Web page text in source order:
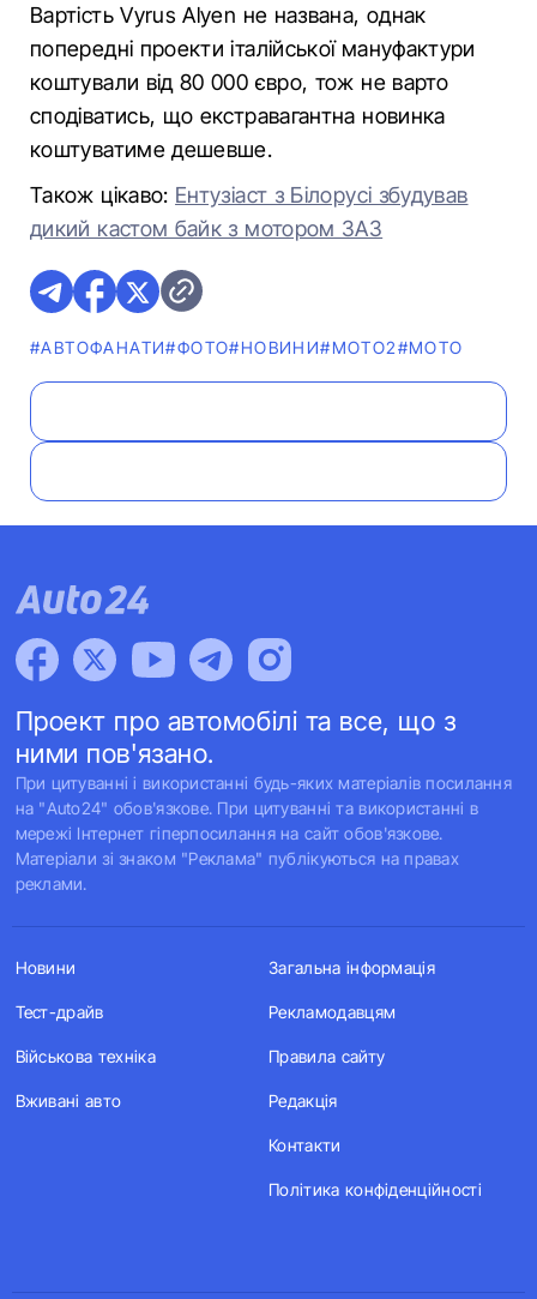
Вартість Vyrus Alyen не названа, однак
попередні проекти італійської мануфактури
коштували від 80 000 євро, тож не варто
сподіватись, що екстравагантна новинка
коштуватиме дешевше.
Також цікаво: Ентузіаст з Білорусі збудував
дикий кастом байк з мотором ЗАЗ
#АВТОФАНАТИ#ФОТО#НОВИНИ#МОТО2#МОТО
Проект про автомобілі та все, що з
ними пов'язано.
При цитуванні і використанні будь-яких матеріалів посилання
на "Auto24" обов'язкове. При цитуванні та використанні в
мережі Інтернет гіперпосилання на сайт обов'язкове.
Матеріали зі знаком "Реклама" публікуються на правах
реклами.
Новини
Тест-драйв
Військова техніка
Вживані авто
Загальна інформація
Рекламодавцям
Правила сайту
Редакція
Контакти
Політика конфіденційності